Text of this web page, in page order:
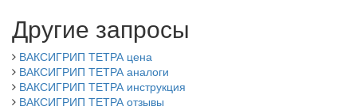
Другие запросы
ВАКСИГРИП ТЕТРА цена
ВАКСИГРИП ТЕТРА аналоги
ВАКСИГРИП ТЕТРА инструкция
ВАКСИГРИП ТЕТРА отзывы